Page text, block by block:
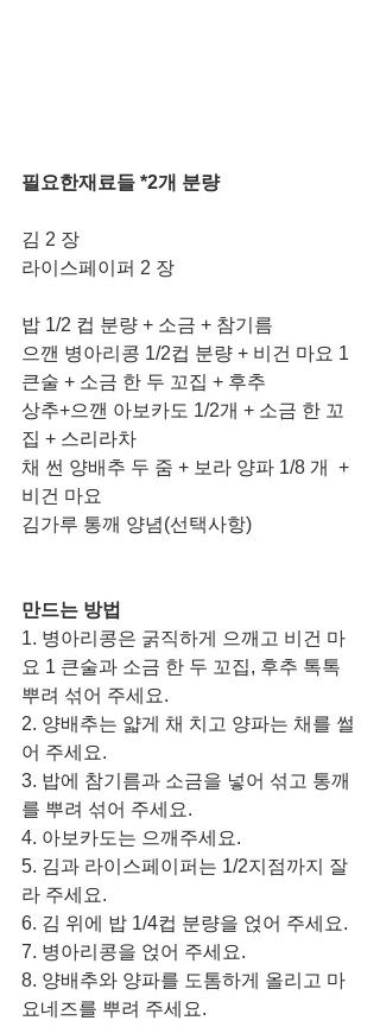
필요한재료들 *2개 분량
김 2 장
라이스페이퍼 2 장
밥 1/2 컵 분량 + 소금 + 참기름
으깬 병아리콩 1/2컵 분량 + 비건 마요 1
큰술 + 소금 한 두 꼬집 + 후추
상추+으깬 아보카도 1/2개 + 소금 한 꼬
집 + 스리라차
채 썬 양배추 두 줌 + 보라 양파 1/8 개  +
비건 마요
김가루 통깨 양념(선택사항)
만드는 방법
1. 병아리콩은 굵직하게 으깨고 비건 마
요 1 큰술과 소금 한 두 꼬집, 후추 톡톡
뿌려 섞어 주세요.
2. 양배추는 얇게 채 치고 양파는 채를 썰
어 주세요.
3. 밥에 참기름과 소금을 넣어 섞고 통깨
를 뿌려 섞어 주세요.
4. 아보카도는 으깨주세요.
5. 김과 라이스페이퍼는 1/2지점까지 잘
라 주세요.
6. 김 위에 밥 1/4컵 분량을 얹어 주세요.
7. 병아리콩을 얹어 주세요.
8. 양배추와 양파를 도톰하게 올리고 마
요네즈를 뿌려 주세요.